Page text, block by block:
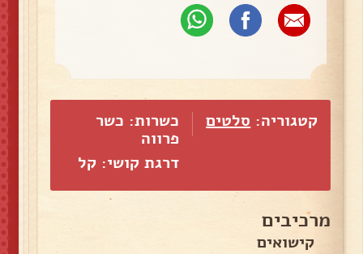
קטגוריה: סלטים
כשרות: כשר
פרווה
דרגת קושי: קל
מרכיבים
קישואים